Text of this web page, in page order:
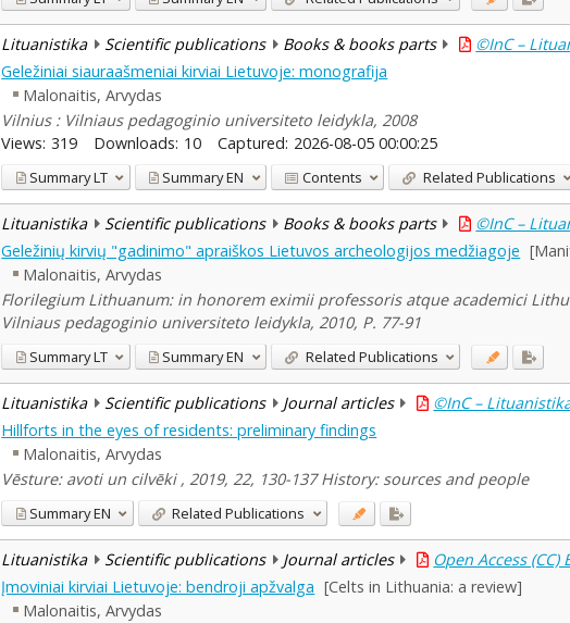
Lituanistika Scientific publications Books & books parts ©InC –
Geležiniai siauraašmeniai kirviai Lietuvoje: monografija
Malonaitis, Arvydas
Vilnius : Vilniaus pedagoginio universiteto leidykla, 2008
Views: 319 Downloads: 10 Captured: 2026-08-05 00:00:25
SummaryLT SummaryEN Contents Related Publications
Lituanistika Scientific publications Books & books parts ©InC –
Geležinių kirvių "gadinimo" apraiškos Lietuvos archeologijos medžiagoje
Malonaitis, Arvydas
Florilegium Lithuanum: in honorem eximii professoris atque academici
Vilniaus pedagoginio universiteto leidykla, 2010, P. 77-91
SummaryLT SummaryEN Related Publications
Lituanistika Scientific publications Journal articles ©InC –
Hillforts in the eyes of residents: preliminary findings
Malonaitis, Arvydas
Vēsture: avoti un cilvēki , 2019, 22, 130-137 History: sources and people
SummaryEN Related Publications
Lituanistika Scientific publications Journal articles Open Access (CC)
Įmoviniai kirviai Lietuvoje: bendroji apžvalga [Celts in Lithuania: a review]
Malonaitis, Arvydas